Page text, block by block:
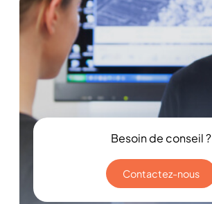
Besoin de conseil ?
Contactez-nous